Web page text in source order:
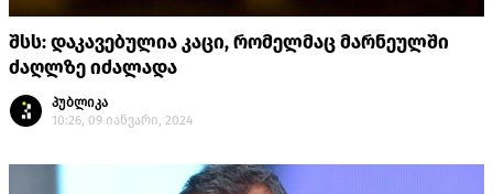
შსს: დაკავებულია კაცი, რომელმაც მარნეულში
ძაღლზე იძალადა
პუბლიკა
10:26, 09 იანვარი, 2024